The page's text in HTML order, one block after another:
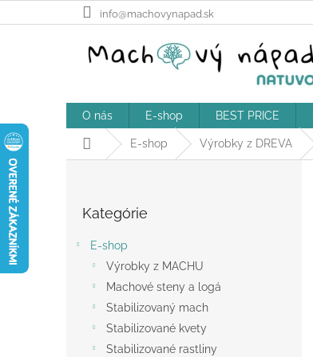
na
info@machovynapad.sk
O nás E-shop BEST PRICE
DomovE-shop Výrobky z DREVA
kategórie
Kategórie
E-shop
Výrobky z MACHU
Machové steny a logá
Stabilizovaný mach
Stabilizované kvety
Stabilizované rastliny